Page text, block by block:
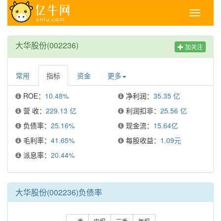
Toggle
大华股份(002236) 加关注
常用 指标 资金 更多
ROE： 10.48% 净利润： 35.35 亿
营 收： 229.13 亿 利润扣非： 25.56 亿
负债率： 25.16% 现金流： 15.64亿
毛利率： 41.65% 每股收益： 1.09元
派息率： 20.44%
大华股份(002236)负债率